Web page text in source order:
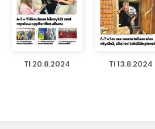
TI 20.8.2024 TI 13.8.2024